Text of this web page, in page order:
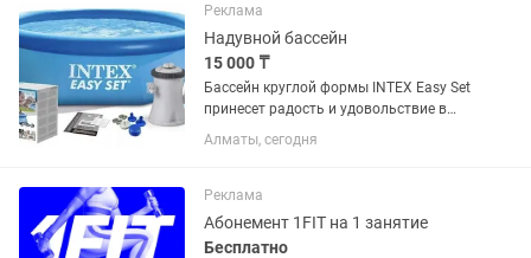
купола ,есть тент новый...
Реклама
Надувной бассейн
15 000 ₸
Бассейн круглой формы INTEX Easy Set
принесет радость и удовольствие в
жаркие летние дни вам и вашей семье.
"Easy Set" - серия бассейнов, которые
применения каких-либо...
Алматы, сегодня
Реклама
Абонемент 1FIT на 1 занятие
Бесплатно